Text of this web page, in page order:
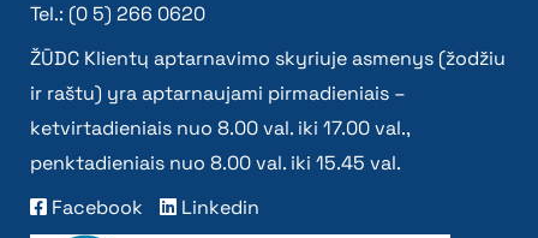
Tel.: (0 5) 266 0620
ŽŪDC Klientų aptarnavimo skyriuje asmenys (žodžiu
ir raštu) yra aptarnaujami pirmadieniais –
ketvirtadieniais nuo 8.00 val. iki 17.00 val.,
penktadieniais nuo 8.00 val. iki 15.45 val.
Facebook
Linkedin